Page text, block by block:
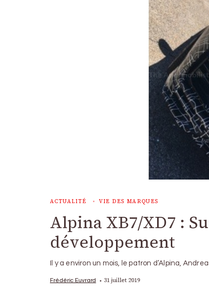
ACTUALITÉ VIE DES MARQUES
Alpina XB7/XD7 :
développement
Il y a environ un mois, le patron d’Alpina,
Frédéric Euvrard 31 juillet 2019